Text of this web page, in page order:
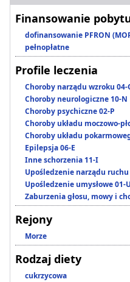
Finansowanie
dofinansowanie PFRON
pełnopłatne
Profile leczenia
Choroby narządu wzroku 04-
Choroby neurologiczne 10-N
Choroby psychiczne 02-P
Choroby układu moczowo-
Choroby układu
Epilepsja 06-E
Inne schorzenia 11-I
Upośledzenie narządu ruchu
Upośledzenie umysłowe 01-U
Zaburzenia głosu, mowy i
Rejony
Morze
Rodzaj diety
cukrzycowa